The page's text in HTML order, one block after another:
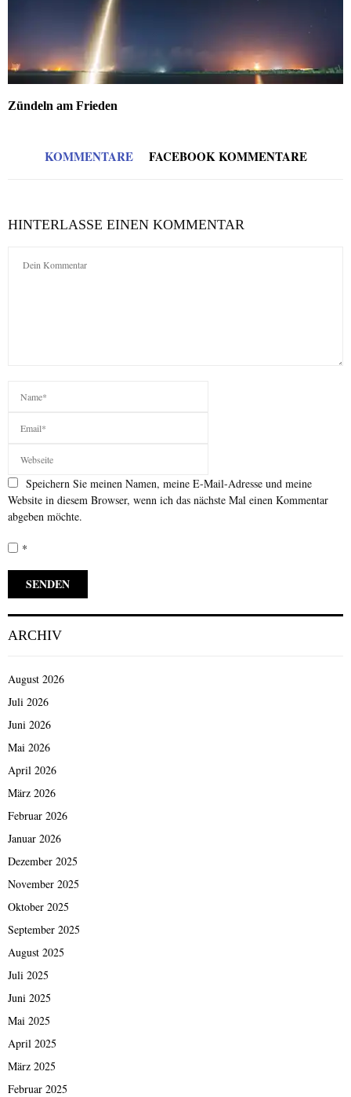
Zündeln am Frieden
KOMMENTARE FACEBOOK KOMMENTARE
HINTERLASSE EINEN KOMMENTAR
Speichern Sie meinen Namen, meine E-Mail-Adresse und meine
Website in diesem Browser, wenn ich das nächste Mal einen Kommentar
abgeben möchte.
*
ARCHIV
August 2026
Juli 2026
Juni 2026
Mai 2026
April 2026
März 2026
Februar 2026
Januar 2026
Dezember 2025
November 2025
Oktober 2025
September 2025
August 2025
Juli 2025
Juni 2025
Mai 2025
April 2025
März 2025
Februar 2025